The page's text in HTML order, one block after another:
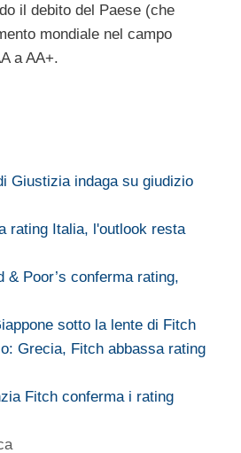
il debito del Paese (che
mondiale nel campo
a AA+.
Giustizia indaga su giudizio
rating Italia, l'outlook resta
& Poor’s conferma rating,
sotto la lente di Fitch
Grecia, Fitch abbassa rating
Fitch conferma i rating